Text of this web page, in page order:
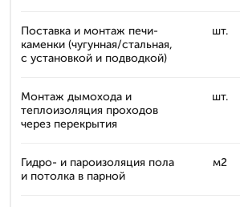
Поставка и монтаж печи-
каменки (чугунная/стальная,
с установкой и подводкой)
шт.
Монтаж дымохода и
теплоизоляция проходов
через перекрытия
шт.
Гидро- и пароизоляция пола
и потолка в парной
м2